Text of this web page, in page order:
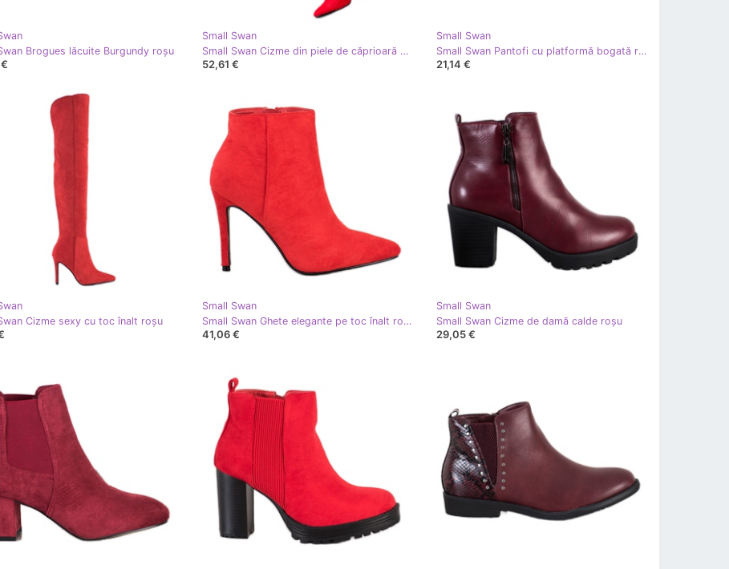
Brogues lăcuite Burgundy roşu
Small Swan
Small Swan Cizme din piele de căprioară pe toc înalt roşu
52,61 €
Small Swan
Small Swan Pantofi cu platformă bogată roşu
21,14 €
Cizme sexy cu toc înalt roşu
Small Swan
Small Swan Ghete elegante pe toc înalt roşu
41,06 €
Small Swan
Small Swan Cizme de damă calde roşu
29,05 €